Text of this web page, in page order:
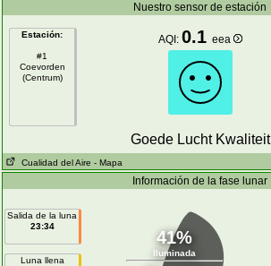
Nuestro sensor de estación
Estación:
#1
Coevorden
(Centrum)
AQI: 0.1 eea
Goede Lucht Kwaliteit
Cualidad del Aire - Mapa
Información de la fase lunar
Salida de la luna
23:34
Luna llena
41%
Iluminada